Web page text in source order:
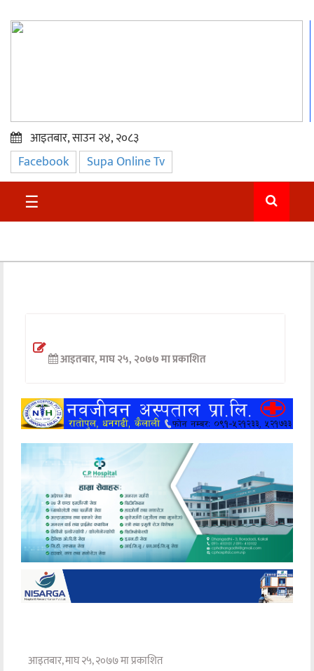
प्रमुख
समाचार
सुदुर
अन्तर्वार्ता
खेलकुद
मनोरञ्जन
अन्य
आइतबार, साउन २४, २०८३
Facebook Supa Online Tv
☰
आइतबार, माघ २५, २०७७ मा प्रकाशित
आइतबार, माघ २५, २०७७ मा प्रकाशित